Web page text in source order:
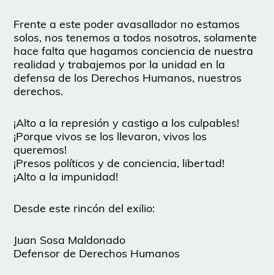
Frente a este poder avasallador no estamos
solos, nos tenemos a todos nosotros, solamente
hace falta que hagamos conciencia de nuestra
realidad y trabajemos por la unidad en la
defensa de los Derechos Humanos, nuestros
derechos.
¡Alto a la represión y castigo a los culpables!
¡Porque vivos se los llevaron, vivos los
queremos!
¡Presos políticos y de conciencia, libertad!
¡Alto a la impunidad!
Desde este rincón del exilio:
Juan Sosa Maldonado
Defensor de Derechos Humanos